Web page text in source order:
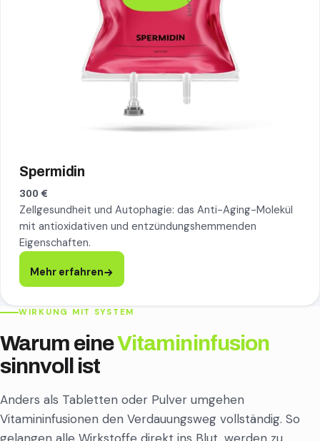
Spermidin
300 €
Zellgesundheit und Autophagie: das Anti-Aging-Molekül
mit antioxidativen und entzündungshemmenden
Eigenschaften.
Mehr erfahren
WIRKUNG MIT SYSTEM
Warum eineVitamininfusion
sinnvoll ist
Anders als Tabletten oder Pulver umgehen
Vitamininfusionen den Verdauungsweg vollständig. So